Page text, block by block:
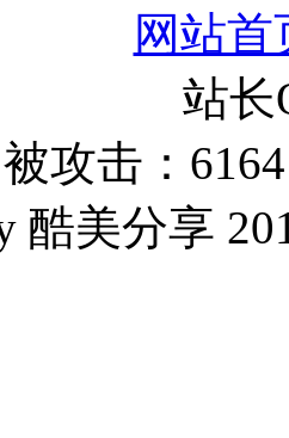
网站首
站
攻击：
酷美分享